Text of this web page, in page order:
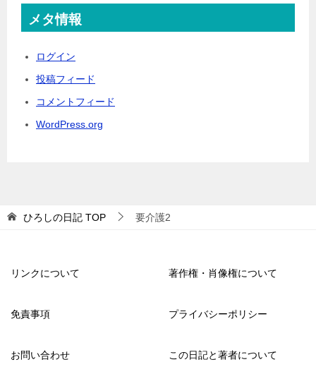
メタ情報
ログイン
投稿フィード
コメントフィード
WordPress.org
ひろしの日記 TOP 要介護2
リンクについて 著作権・肖像権について
免責事項 プライバシーポリシー
お問い合わせ この日記と著者について